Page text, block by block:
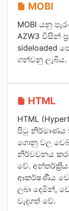
MOBI
MOBI යනු
AZW3 විසින්
sideloaded
ගන්වනු ලැබීය.
HTML
HTML
පිටු නිර්මාණය
ගොනු වල
නිර්වචනය
වේ.
ආකර්ෂණීය
ලබා දෙමින්,
වැදගත් වේ.